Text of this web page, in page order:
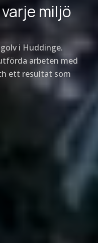
miljö
i Huddinge.
arbeten med
ett resultat som